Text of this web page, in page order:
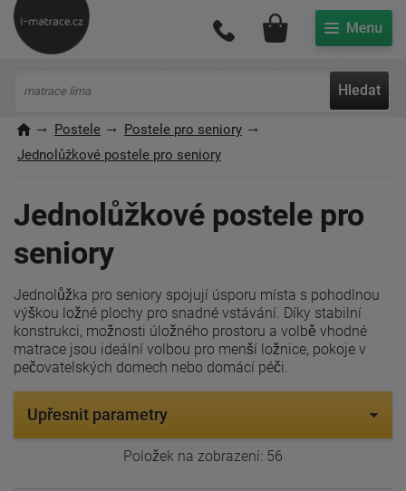
Hledat
Můj účet
Postele
Postele pro seniory
Jednolůžkové postele pro seniory
Jednolůžkové postele pro
seniory
Jednolůžka pro seniory spojují úsporu místa s pohodlnou
výškou ložné plochy pro snadné vstávání. Díky stabilní
konstrukci, možnosti úložného prostoru a volbě vhodné
matrace jsou ideální volbou pro menší ložnice, pokoje v
pečovatelských domech nebo domácí péči.
Upřesnit parametry
Položek na zobrazení: 56